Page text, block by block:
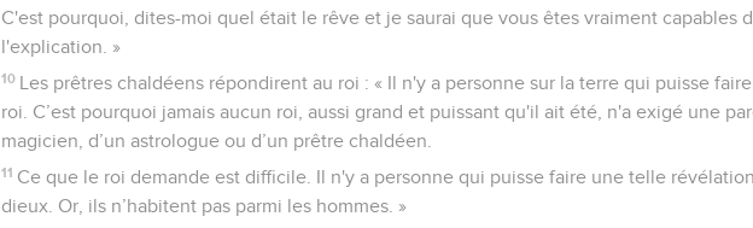
C'est pourquoi, dites-moi quel était le rêve et je saurai que vous êtes vraiment capables
l'explication. »
10 Les prêtres chaldéens répondirent au roi : « Il n'y a personne sur la terre qui puisse
roi. C’est pourquoi jamais aucun roi, aussi grand et puissant qu'il ait été, n'a exigé une
magicien, d’un astrologue ou d’un prêtre chaldéen.
11 Ce que le roi demande est difficile. Il n'y a personne qui puisse faire une telle
dieux. Or, ils n’habitent pas parmi les hommes. »